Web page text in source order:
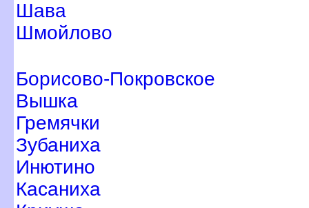
Шава
Шмойлово
Борисово-Покровское
ышка
Гремячки
Зубаниха
Инютино
Касаниха